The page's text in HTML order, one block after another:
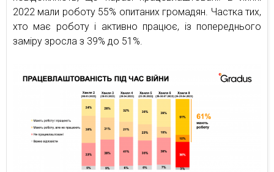
2022 мали роботу 55% опитаних громадян. Частка тих,
хто має роботу і активно працює, із попереднього
заміру зросла з 39% до 51%.